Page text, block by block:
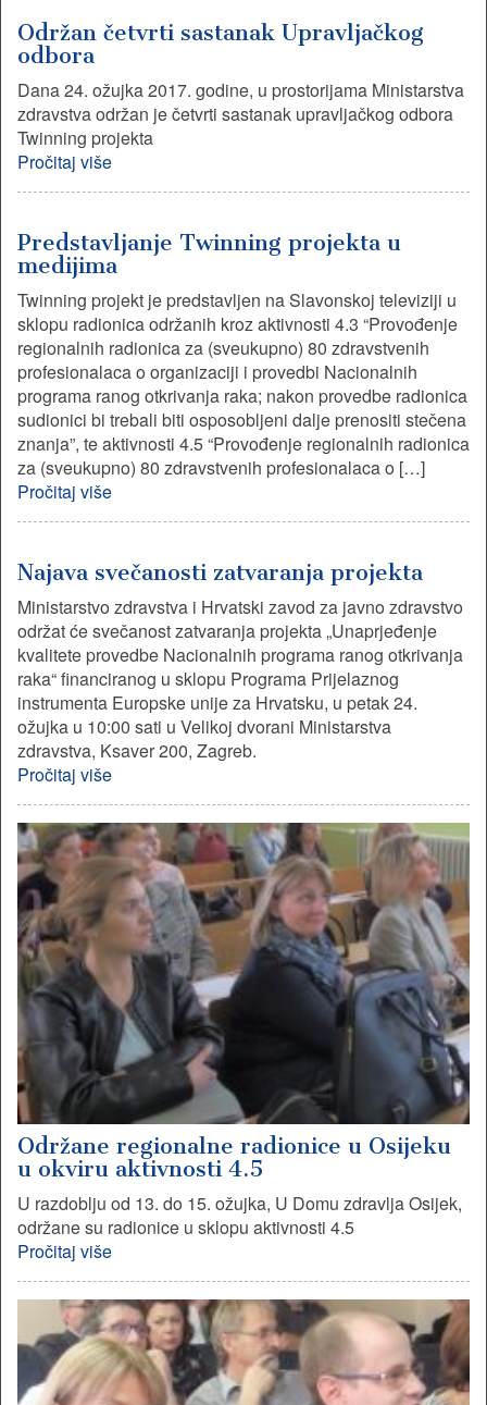
Održan četvrti sastanak Upravljačkog
odbora
Dana 24. ožujka 2017. godine, u prostorijama Ministarstva
zdravstva održan je četvrti sastanak upravljačkog odbora
Twinning projekta
Pročitaj više
Predstavljanje Twinning projekta u
medijima
Twinning projekt je predstavljen na Slavonskoj televiziji u
sklopu radionica održanih kroz aktivnosti 4.3 “Provođenje
regionalnih radionica za (sveukupno) 80 zdravstvenih
profesionalaca o organizaciji i provedbi Nacionalnih
programa ranog otkrivanja raka; nakon provedbe radionica
sudionici bi trebali biti osposobljeni dalje prenositi stečena
znanja”, te aktivnosti 4.5 “Provođenje regionalnih radionica
za (sveukupno) 80 zdravstvenih profesionalaca o […]
Pročitaj više
Najava svečanosti zatvaranja projekta
Ministarstvo zdravstva i Hrvatski zavod za javno zdravstvo
održat će svečanost zatvaranja projekta „Unaprjeđenje
kvalitete provedbe Nacionalnih programa ranog otkrivanja
raka“ financiranog u sklopu Programa Prijelaznog
instrumenta Europske unije za Hrvatsku, u petak 24.
ožujka u 10:00 sati u Velikoj dvorani Ministarstva
zdravstva, Ksaver 200, Zagreb.
Pročitaj više
Održane regionalne radionice u Osijeku
u okviru aktivnosti 4.5
U razdoblju od 13. do 15. ožujka, U Domu zdravlja Osijek,
održane su radionice u sklopu aktivnosti 4.5
Pročitaj više